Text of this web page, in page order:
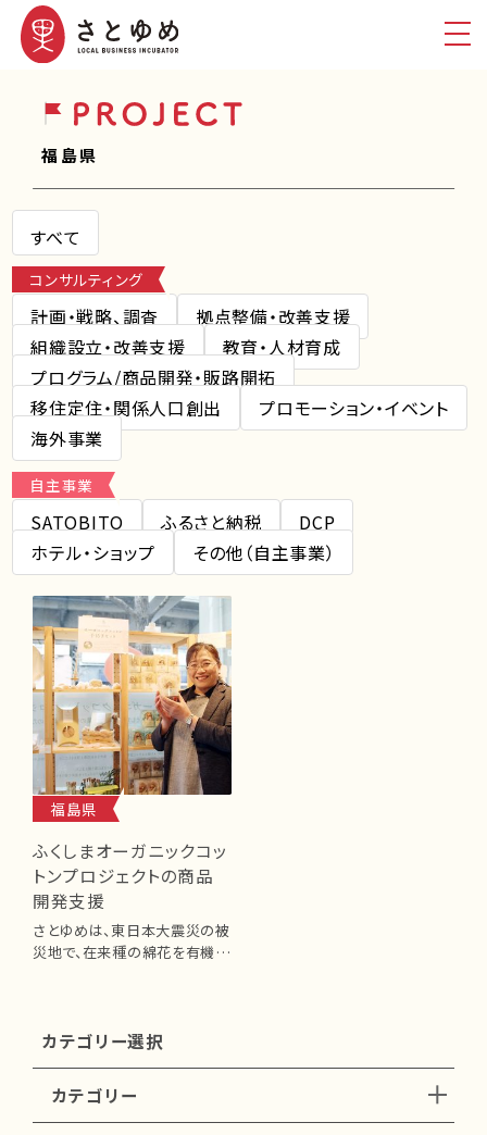
福島県
すべて
コンサルティング
計画・戦略、調査
拠点整備・改善支援
組織設立・改善支援
教育・人材育成
プログラム/商品開発・販路開拓
移住定住・関係人口創出
プロモーション・イベント
海外事業
自主事業
SATOBITO ふるさと納税
DCP
ホテル・ショップ
その他（自主事業）
福島県
ふくしまオーガニックコッ
トンプロジェクトの商品
開発支援
さとゆめは、東日本大震災の被
災地で、在来種の綿花を有機栽
カテゴリー選択
カテゴリー